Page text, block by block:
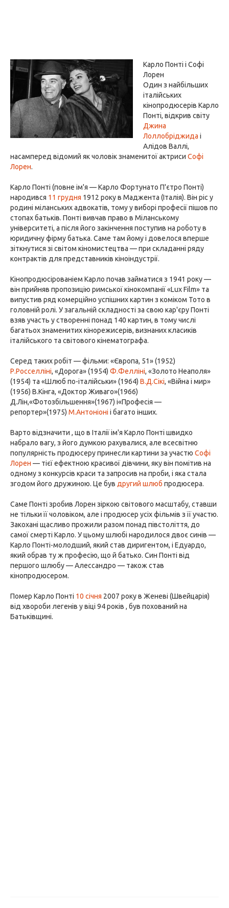
Карло Понті і Софі
Лорен
Один з найбільших
італійських
кінопродюсерів Карло
Понті, відкрив світу
Джина
Лоллобріджида і
Алідов Валлі,
насамперед відомий як чоловік знаменитої актриси Софі
Лорен.
Карло Понті (повне ім'я — Карло Фортунато П'єтро Понті)
народився 11 грудня 1912 року в Маджента (Італія). Він ріс у
родині міланських адвокатів, тому у виборі професії пішов по
стопах батьків. Понті вивчав право в Міланському
університеті, а після його закінчення поступив на роботу в
юридичну фірму батька. Саме там йому і довелося вперше
зіткнутися зі світом кіномистецтва — при складанні ряду
контрактів для представників кіноіндустрії.
Кінопродюсірованіем Карло почав займатися з 1941 року —
він прийняв пропозицію римської кінокомпанії «Lux Film» та
випустив ряд комерційно успішних картин з коміком Тото в
головній ролі. У загальній складності за свою кар'єру Понті
взяв участь у створенні понад 140 картин, в тому числі
багатьох знаменитих кінорежисерів, визнаних класиків
італійського та світового кінематографа.
Серед таких робіт — фільми: «Європа, 51» (1952)
Р.Росселліні, «Дорога» (1954) Ф.Фелліні, «Золото Неаполя»
(1954) та «Шлюб по-італійськи» (1964) В.Д.Сікі, «Війна і мир»
(1956) В.Кінга, «Доктор Живаго»(1966)
Д.Лін,«Фотозбільшення»(1967) і«Професія —
репортер»(1975) М.Антоніоні і багато інших.
Варто відзначити , що в Італії ім'я Карло Понті швидко
набрало вагу, з його думкою рахувалися, але всесвітню
популярність продюсеру принесли картини за участю Софі
Лорен — тієї ефектною красивої дівчини, яку він помітив на
одному з конкурсів краси та запросив на проби, і яка стала
згодом його дружиною. Це був другий шлюб продюсера.
Саме Понті зробив Лорен зіркою світового масштабу, ставши
не тільки її чоловіком, але і продюсер усіх фільмів з її участю.
Закохані щасливо прожили разом понад півстоліття, до
самої смерті Карло. У цьому шлюбі народилося двоє синів —
Карло Понті-молодший, який став диригентом, і Едуардо,
який обрав ту ж професію, що й батько. Син Понті від
першого шлюбу — Алессандро — також став
кінопродюсером.
Помер Карло Понті 10 січня 2007 року в Женеві (Швейцарія)
від хвороби легенів у віці 94 років , був похований на
Батьківщині.